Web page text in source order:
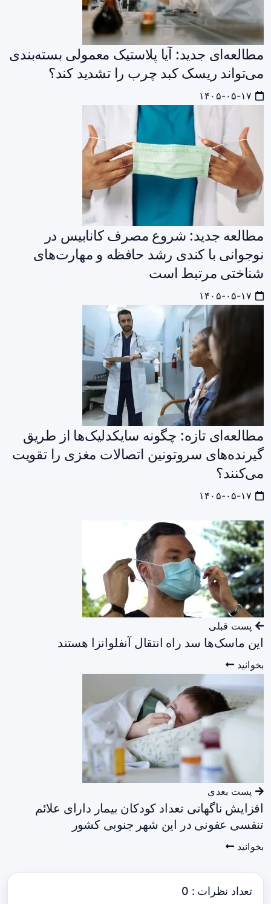
مطالعه‌ای جدید: آیا پلاستیک معمولی بسته‌بندی
می‌تواند ریسک کبد چرب را تشدید کند؟
مطالعه جدید: شروع مصرف کانابیس در
نوجوانی با کندی رشد حافظه و مهارت‌های
شناختی مرتبط است
مطالعه‌ای تازه: چگونه سایکدلیک‌ها از طریق
گیرنده‌های سروتونین اتصالات مغزی را تقویت
می‌کنند؟
پست قبلی
این ماسک‌ها سد راه انتقال آنفلوانزا هستند
بخوانید
پست بعدی
افزایش ناگهانی تعداد کودکان بیمار دارای علائم
تنفسی عفونی در این شهر جنوبی کشور
بخوانید
تعداد نظرات : 0